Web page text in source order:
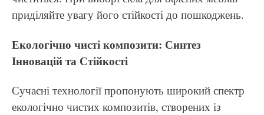
приділяйте увагу його стійкості до пошкоджень.
Екологічно чисті композити: Синтез
Інновацій та Стійкості
Сучасні технології пропонують широкий спектр
екологічно чистих композитів, створених із